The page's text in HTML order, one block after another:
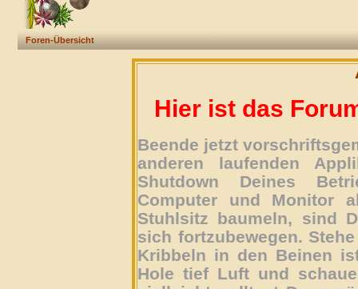
Foren-Übersicht
Hier ist das
Beende jetzt
anderen laufenden
Shutdown Deines
Computer und Monitor
Stuhlsitz baumeln, sind
sich fortzubewegen.
Kribbeln in den Beinen
Hole tief Luft und